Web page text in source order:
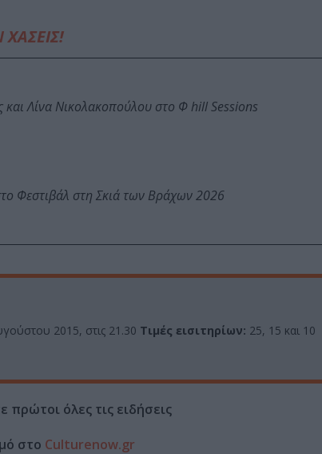
Λίνα Νικολακοπούλου στο Φ hill Sessions
Φεστιβάλ στη Σκιά των Βράχων 2026
2015, στις 21.30 Τιμές εισιτηρίων: 25, 15 και 10
πρώτοι όλες τις ειδήσεις
στο Culturenow.gr